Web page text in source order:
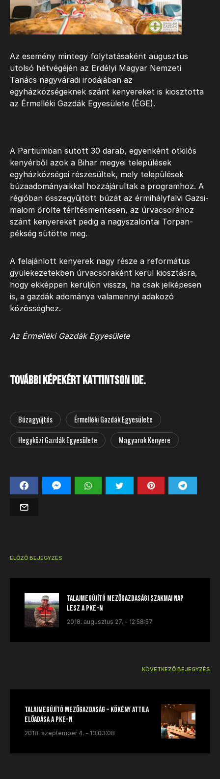
Az esemény mintegy folytatásaként augusztus
utolsó hétvégéjén az Erdélyi Magyar Nemzeti
Tanács nagyváradi irodájában az
egyházközségeknek szánt kenyereket is kiosztotta
az Érmelléki Gazdák Egyesülete (ÉGE).
A Partiumban sütött 30 darab, egyenként ötkilós
kenyérből azok a Bihar megyei települések
egyházközségei részesültek, mely települések
búzaadományaikkal hozzájárultak a programhoz. A
régióban összegyűjtött búzát az érmihályfalvi Gazsi-
malom őrölte térítésmentesen, az úrvacsorához
szánt kenyereket pedig a nagyszalontai Torpan-
pékség sütötte meg.
A felajánlott kenyerek nagy része a református
gyülekezetekben úrvacsoraként kerül kiosztásra,
hogy ekképpen kerüljön vissza, ha csak jelképesen
is, a gazdák adománya valamennyi adakozó
közösséghez.
Az Érmelléki Gazdák Egyesülete
További képekért kattintson ide.
Búzagyűjtés
Érmelléki Gazdák Egyesülete
Hegyközi Gazdák Egyesülete
Magyarok Kenyere
ELŐZŐ BEJEGYZÉS
Talajmegújító mezőgazdasági szakmai nap
lesz a PKE-n
2018. augusztus 27. - 12:58:57
KÖVETKEZŐ BEJEGYZÉS
Talajmegújító Mezőgazdaság – Kökény Attila
előadása a PKE-n
2018. szeptember 4. - 13:03:08